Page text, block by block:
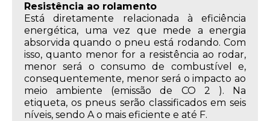
Resistência ao rolamento
Está diretamente relacionada à eficiência
energética, uma vez que mede a energia
absorvida quando o pneu está rodando. Com
isso, quanto menor for a resistência ao rodar,
menor será o consumo de combustível e,
consequentemente, menor será o impacto ao
meio ambiente (emissão de CO 2 ). Na
etiqueta, os pneus serão classificados em seis
níveis, sendo A o mais eficiente e até F.